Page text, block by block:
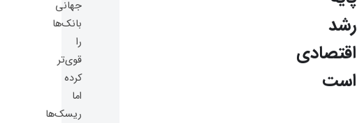
رشد
اقتصادی
است
جهانی
بانک‌ها
را
قوی‌تر
کرده
اما
ریسک‌ها